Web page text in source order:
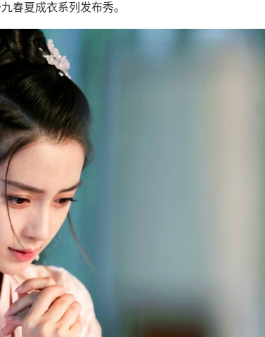
春夏成衣系列发布秀。